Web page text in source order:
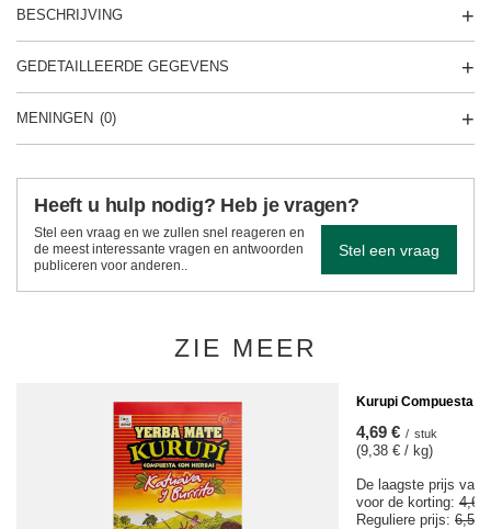
BESCHRIJVING
GEDETAILLEERDE GEGEVENS
MENINGEN (0)
Heeft u hulp nodig? Heb je vragen?
Stel een vraag en we zullen snel reageren en
de meest interessante vragen en antwoorden
publiceren voor anderen..
Stel een vraag
ZIE MEER
Kurupi Compuesta
4,69 € / stuk
(9,38 € / kg)
De laagste prijs van
voor de korting: 4,69
Reguliere prijs: 6,57